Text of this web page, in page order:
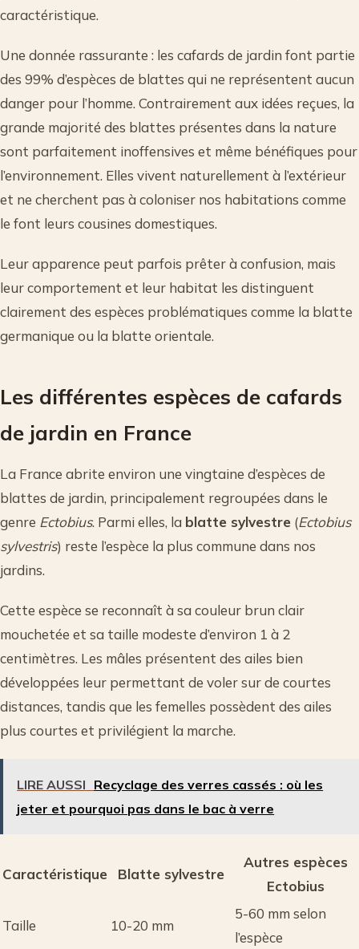
caractéristique.
Une donnée rassurante : les cafards de jardin font partie
des 99% d’espèces de blattes qui ne représentent aucun
danger pour l’homme. Contrairement aux idées reçues, la
grande majorité des blattes présentes dans la nature
sont parfaitement inoffensives et même bénéfiques pour
l’environnement. Elles vivent naturellement à l’extérieur
et ne cherchent pas à coloniser nos habitations comme
le font leurs cousines domestiques.
Leur apparence peut parfois prêter à confusion, mais
leur comportement et leur habitat les distinguent
clairement des espèces problématiques comme la blatte
germanique ou la blatte orientale.
Les différentes espèces de cafards
de jardin en France
La France abrite environ une vingtaine d’espèces de
blattes de jardin, principalement regroupées dans le
genre Ectobius. Parmi elles, la blatte sylvestre (Ectobius
sylvestris) reste l’espèce la plus commune dans nos
jardins.
Cette espèce se reconnaît à sa couleur brun clair
mouchetée et sa taille modeste d’environ 1 à 2
centimètres. Les mâles présentent des ailes bien
développées leur permettant de voler sur de courtes
distances, tandis que les femelles possèdent des ailes
plus courtes et privilégient la marche.
LIRE AUSSI Recyclage des verres cassés : où les
jeter et pourquoi pas dans le bac à verre
Caractéristique Blatte sylvestre
Autres espèces
Ectobius
Taille 10-20 mm
5-60 mm selon
l’espèce